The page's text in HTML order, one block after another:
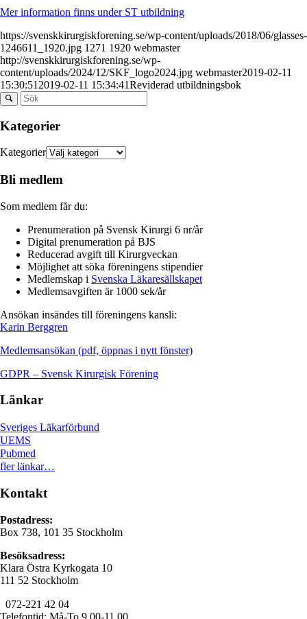
Mer information finns under ST utbildning
https://svenskkirurgiskforening.se/wp-content/uploads/2018/06/glasses-
1246611_1920.jpg 1271 1920 webmaster
http://svenskkirurgiskforening.se/wp-
content/uploads/2024/12/SKF_logo2024.jpg webmaster2019-02-11
15:30:51 2019-02-11 15:34:41Reviderad utbildningsbok
Kategorier
Kategorier
Bli medlem
Som medlem får du:
Prenumeration på Svensk Kirurgi 6 nr/år
Digital prenumeration på BJS
Reducerad avgift till Kirurgveckan
Möjlighet att söka föreningens stipendier
Medlemskap i Svenska Läkaresällskapet
Medlemsavgiften är 1000 sek/år
Ansökan insändes till föreningens kansli:
Karin Berggren
Medlemsansökan (pdf, öppnas i nytt fönster)
GDPR – Svensk Kirurgisk Förening
Länkar
Sveriges Läkarförbund
UEMS
Pubmed
fler länkar…
Kontakt
Postadress:
Box 738, 101 35 Stockholm
Besöksadress:
Klara Östra Kyrkogata 10
111 52 Stockholm
072-221 42 04
Telefontid: Må-To 9.00-11.00